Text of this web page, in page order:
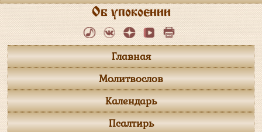
Об упокоении
Главная
Молитвослов
Календарь
Псалтирь